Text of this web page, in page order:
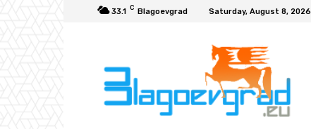
33.1 C Blagoevgrad Saturday, August 8, 2026